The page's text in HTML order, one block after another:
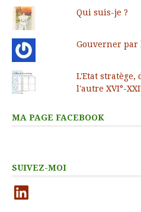
Qui suis-je ?
Gouverner par
L'Etat
l'autre XVI°-
MA PAGE FACEBOOK
SUIVEZ-MOI
LinkedIn